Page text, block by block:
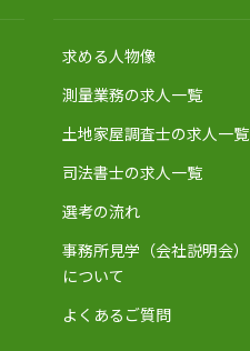
求める人物像
測量業務の求人一覧
土地家屋調査士の求人一覧
司法書士の求人一覧
選考の流れ
事務所見学（会社説明会）
について
よくあるご質問